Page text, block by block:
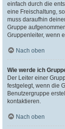
einfach durch die
eine Freischaltung,
muss daraufhin
Gruppe
Gruppenleiter, wenn
Nach oben
Wie werde ich
Der Leiter einer
festgelegt, wenn die
Benutzergruppe
kontaktieren.
Nach oben